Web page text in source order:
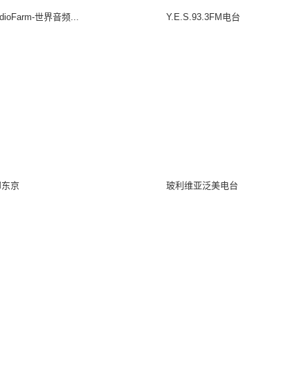
世界音频... Y.E.S.93.3FM电台
东京 玻利维亚泛美电台